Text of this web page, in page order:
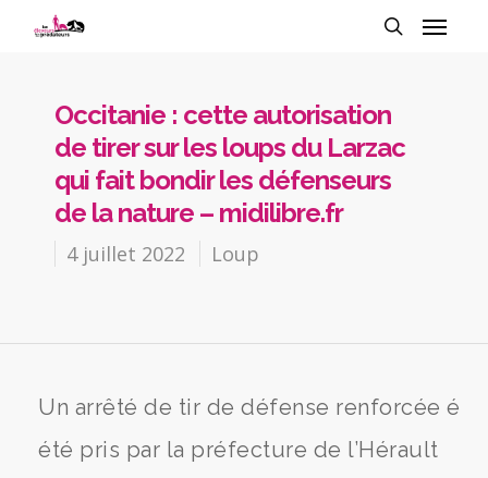
Occitanie : cette autorisation
de tirer sur les loups du Larzac
qui fait bondir les défenseurs
de la nature – midilibre.fr
4 juillet 2022 Loup
Un arrêté de tir de défense renforcée é
été pris par la préfecture de l’Hérault